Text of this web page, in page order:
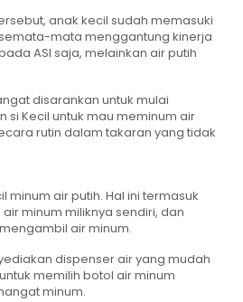
anak kecil sudah memasuki
mata menggantung kinerja
ASI saja, melainkan air putih
disarankan untuk mulai
Kecil untuk mau meminum air
rutin dalam takaran yang tidak
minum air putih. Hal ini termasuk
minum miliknya sendiri, dan
air minum.
dispenser air yang mudah
memilih botol air minum
minum.